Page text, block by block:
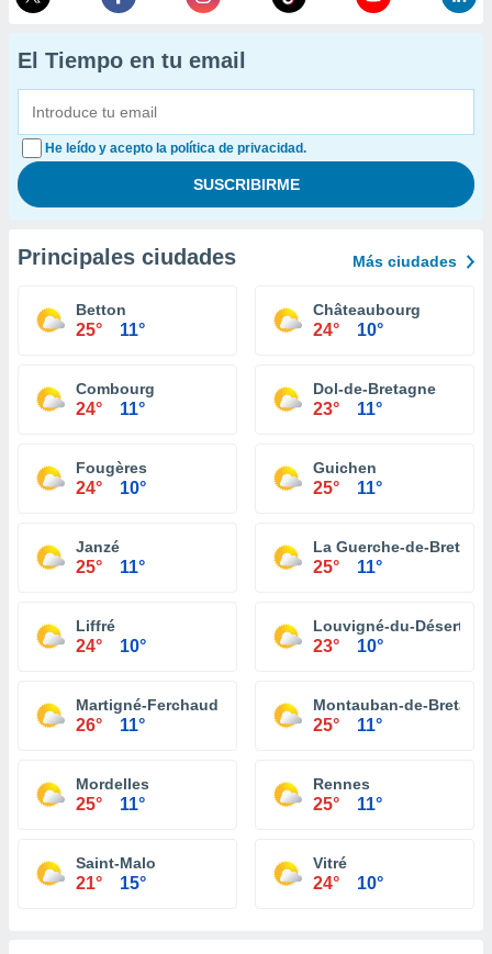
El Tiempo en tu email
He leído y acepto la política de privacidad.
Principales ciudades Más ciudades
Betton
25° 11°
Châteaubourg
24° 10°
Combourg
24° 11°
Dol-de-Bretagne
23° 11°
Fougères
24° 10°
Guichen
25° 11°
Janzé
25° 11°
La Guerche-de-
25° 11°
Liffré
24° 10°
Louvigné-du-Désert
23° 10°
Martigné-Ferchaud
26° 11°
Montauban-de-
25° 11°
Mordelles
25° 11°
Rennes
25° 11°
Saint-Malo
21° 15°
Vitré
24° 10°